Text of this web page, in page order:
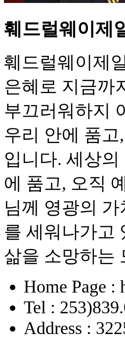
훼드럴웨이제
훼드럴웨이제
은혜로 지금까
부끄러워하지
우리 안에 품
입니다. 세상
에 품고, 오직
님께 영광의
를 세워나가고
삶을 소망하는
Home Page
Tel :
Address :